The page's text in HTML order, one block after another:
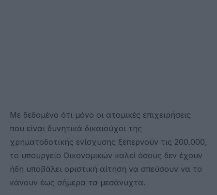
Με δεδομένο ότι μόνο οι ατομικές επιχειρήσεις
που είναι δυνητικά δικαιούχοι της
χρηματοδοτικής ενίσχυσης ξεπερνούν τις 200.000,
το υπουργείο Οικονομικών καλεί όσους δεν έχουν
ήδη υποβάλει οριστική αίτηση να σπεύσουν να το
κάνουν έως σήμερα τα μεσάνυχτα.